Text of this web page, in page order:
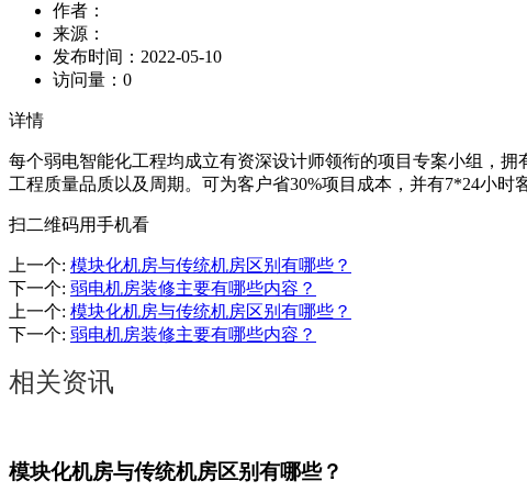
作者：
来源：
发布时间： 2022-05-10
访问量： 0
详情
每个弱电智能化工程均成立有资深设计师领衔的项目专案小组，
工程质量品质以及周期。可为客户省30%项目成本，并有7*24小时
扫二维码用手机看
上一个: 模块化机房与传统机房区别有哪些？
下一个: 弱电机房装修主要有哪些内容？
上一个: 模块化机房与传统机房区别有哪些？
下一个: 弱电机房装修主要有哪些内容？
相关资讯
模块化机房与传统机房区别有哪些？